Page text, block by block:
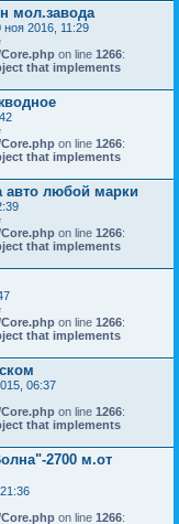
мол.завода
ноя 2016, 11:29
on line 1266:
that implements
on line 1266:
that implements
любой марки
on line 1266:
that implements
on line 1266:
that implements
06:37
on line 1266:
that implements
2700 м.от
on line 1266: